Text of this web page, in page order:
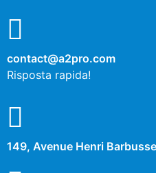
contact@a2pro.com
Risposta rapida!
149, Avenue Henri